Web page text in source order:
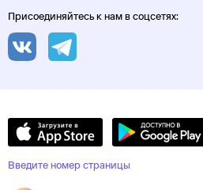
Присоединяйтесь к нам в соцсетях:
Введите номер страницы